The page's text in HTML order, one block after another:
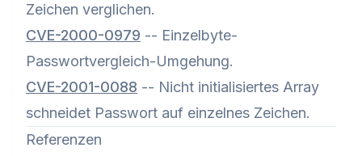
Zeichen verglichen.
CVE-2000-0979 -- Einzelbyte-
Passwortvergleich-Umgehung.
CVE-2001-0088 -- Nicht initialisiertes Array
schneidet Passwort auf einzelnes Zeichen.
Referenzen